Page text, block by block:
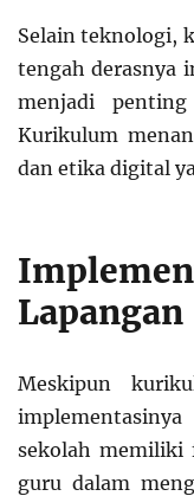
Selain teknologi,
tengah derasnya
menjadi
Kurikulum
dan etika digital
Lapangan
Meskipun
sekolah memiliki
guru dalam